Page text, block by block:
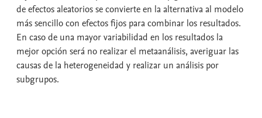
de efectos aleatorios se convierte en la alternativa al modelo
más sencillo con efectos fijos para combinar los resultados.
En caso de una mayor variabilidad en los resultados la
mejor opción será no realizar el metaanálisis, averiguar las
causas de la heterogeneidad y realizar un análisis por
subgrupos.